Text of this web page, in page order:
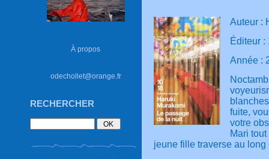
À propos
odechollet@orange.fr
RECHERCHER
Auteur :
Éditeur :
Année :
fuite,
votre
Mari
jeune fille traverse au